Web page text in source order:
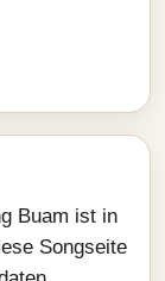
Buam ist in
Songseite